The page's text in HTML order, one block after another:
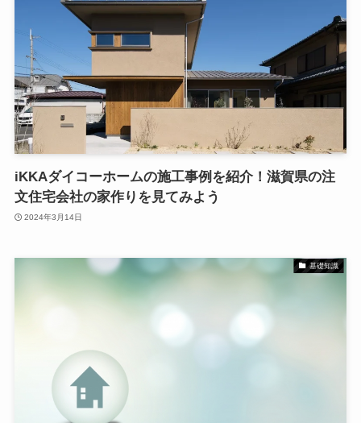
iKKAダイコーホームの施工事例を紹介！滋賀県の注
文住宅会社の家作りを見てみよう
2024年3月14日
基礎知識